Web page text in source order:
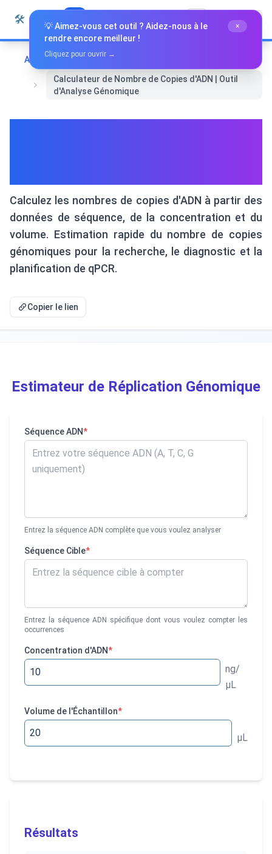
Passer au contenu
🛠️ Français
Accueil
Outils spécialisés
Calculateur de Nombre de Copies d'ADN | Outil
d'Analyse Génomique
Calculez les nombres de copies d'ADN à partir des
données de séquence, de la concentration et du
volume. Estimation rapide du nombre de copies
génomiques pour la recherche, le diagnostic et la
planification de qPCR.
Copier le lien
Estimateur de Réplication Génomique
Séquence ADN*
Entrez la séquence ADN complète que vous voulez analyser
Séquence Cible*
Entrez la séquence ADN spécifique dont vous voulez compter les
occurrences
Concentration d'ADN*
ng/
μL
Volume de l'Échantillon*
μL
Résultats
💡 Aimez-vous cet outil ? Aidez-nous à le
rendre encore meilleur !
×
Cliquez pour ouvrir →